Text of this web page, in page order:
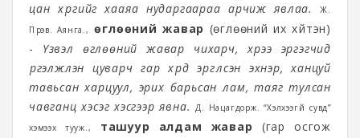
цан хүүргийг хааяа нударгаараа арчиж явлаа.
Ж.
Пүрэв. Аянга., өглөөний жавар (өглөөний их хүйтэн)
- Үзвэл өглөөний жавар чихарч, хүрээ эргэгчид
үргэлжлэн цуварч гар хүрд эргүүлсэн эхнэр, ханцуй
тавьсан харцуул, эрих барьсан лам, таяг тулсан
чавганц хэсэг хэсгээр явна. Д. Нацагдорж. “Хэлхээгүй сувд”
хэмээх тууж.,
ташуур алдам жавар (гар осгож